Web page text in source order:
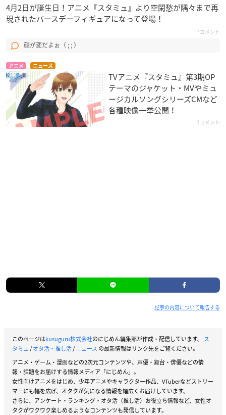
4月2日が誕生日！アニメ『スタミュ』より空閑愁が隅々まで再
現されたバースデーフィギュアになって登場！
7コメント
顔が変だよぉ（ ; ; ）
アニメ ニュース
TVアニメ『スタミュ』第3期OP
テーマのジャケット・MVやミュ
ージカルソングシリーズCMなど
各種映像一挙公開！
1コメント
記事の内容について報告する
このページはkusuguru株式会社のにじめん編集部が作成・配信しています。 ス
タミュ/オタ活・推し活/ニュース の最新情報はリンク先をご覧ください。
アニメ・ゲーム・漫画などの2次元コンテンツや、声優・舞台・俳優などの情
報・話題をお届けする情報メディア「にじめん」。
女性向けアニメをはじめ、少年アニメやキャラクター作品、VTuberなどストリー
マーにも幅を広げ、オタクが気になる情報を幅広くお届けしています。
さらに、アンケート・ランキング・オタ活（推し活）お役立ち情報など、女性オ
タクがワクワク楽しめるようなコンテンツも発信しています。